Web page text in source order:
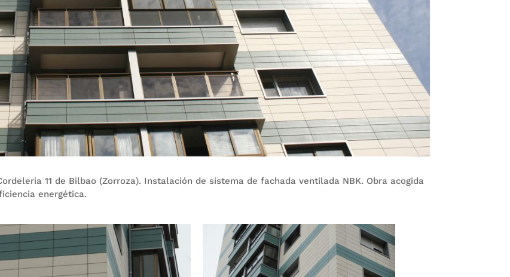
11 de Bilbao (Zorroza). Instalación de sistema de fachada ventilada NBK. Obra acogida
energética.